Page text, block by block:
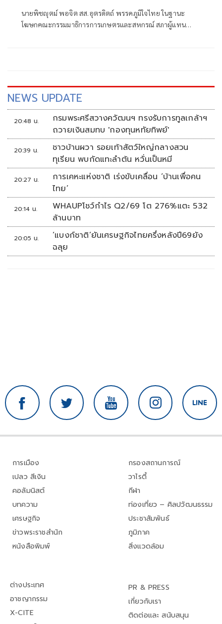
ช่วยลดต้นทุน-ขยายตลาดโลก
นายพิชญุตม์ พอจิต สส.อุตรดิตถ์ พรรคภูมิใจไทย ในฐานะ
โฆษกคณะกรรมมาธิการการเกษตรและสหกรณ์ สภาผู้แทน
NEWS UPDATE
20:48 น.
กรมพระศรีสวางควัฒนฯ ทรงรับการทูลเกล้าฯ
ถวายเงินสมทบ 'กองทุนหทัยทิพย์'
20:39 น.
ชาวบ้านผวา รอยเท้าสัตว์ใหญ่กลางสวน
ทุเรียน พบกัดแทะลำต้น หวั่นเป็นหมี
20:27 น.
การเคหะแห่งชาติ เร่งขับเคลื่อน ‘บ้านเพื่อคน
ไทย’
20:14 น.
WHAUPโชว์กำไร Q2/69 โต 276%แตะ 532
ล้านบาท
20:05 น.
‘แบงก์ชาติ’ยันเศรษฐกิจไทยครึ่งหลังปี69ยัง
ฉลุย
การเมือง
เปลว สีเงิน
คอลัมนิสต์
บทความ
เศรษฐกิจ
ข่าวพระราชสำนัก
หนังสือพิมพ์
กรองสถานการณ์
วาไรตี้
กีฬา
ท่องเที่ยว – ศิลปวัฒนธรรม
ประชาสัมพันธ์
ภูมิภาค
สิ่งแวดล้อม
ต่างประเทศ
อาชญากรรม
X-CITE
PR & PRESS
เกี่ยวกับเรา
ติดต่อและ สนับสนุน